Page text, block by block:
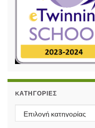
KΑΤΗΓΟΡΊΕΣ
Kατηγορίες